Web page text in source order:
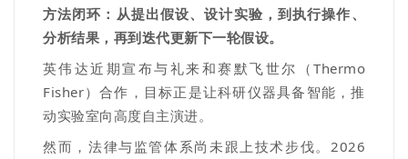
方法闭环：从提出假设、设计实验，到执行操作、
分析结果，再到迭代更新下一轮假设。
英伟达近期宣布与礼来和赛默飞世尔（ Thermo
Fisher）合作，目标正是让科研仪器具备智能，推
动实验室向高度自主演进。
然而，法律与监管体系尚未跟上技术步伐。2026